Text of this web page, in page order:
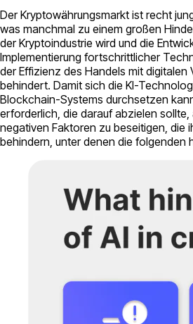
Der Kryptowährungsmarkt ist recht
was manchmal zu einem großen
der Kryptoindustrie wird und die
Implementierung fortschrittlicher
der Effizienz des Handels mit digitalen
behindert. Damit sich die KI-
Blockchain-Systems durchsetzen
erforderlich, die darauf abzielen sollte,
negativen Faktoren zu beseitigen, die
behindern, unter denen die folgenden